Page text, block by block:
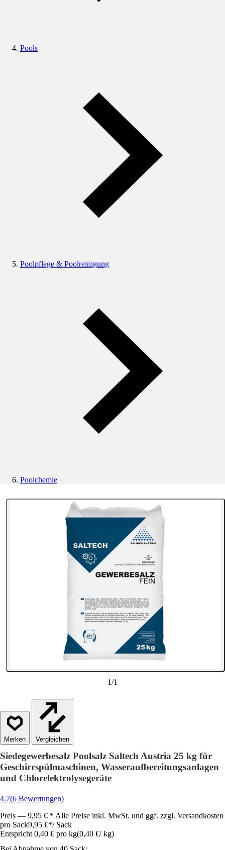
Pools
Poolpflege & Poolreinigung
Poolchemie
1/1
Vergleichen
Siedegewerbesalz Poolsalz Saltech Austria 25 kg für
Geschirrspülmaschinen, Wasseraufbereitungsanlagen
und Chlorelektrolysegeräte
4.7(6 Bewertungen)
Preis — 9,95 € * Alle Preise inkl. MwSt. und ggf. zzgl. Versandkosten
pro Sack9,95 €*/ Sack
Entspricht 0,40 € pro kg(0,40 €/ kg)